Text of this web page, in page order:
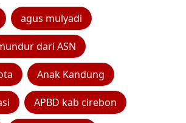
agus mulyadi
dari ASN
Anak Kandung
APBD kab cirebon